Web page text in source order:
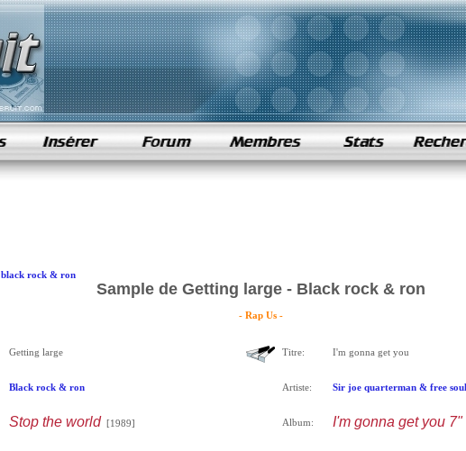
black rock & ron
Sample de Getting large - Black rock & ron
- Rap Us -
Getting large
Black rock & ron
Stop the world[1989]
Titre: I'm gonna get you
Artiste: Sir joe quarterman & free soul
Album: I'm gonna get you 7"